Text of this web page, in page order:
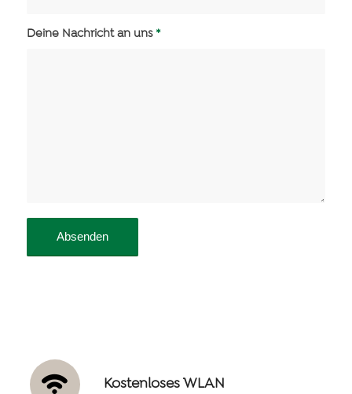
Deine Nachricht an uns *
Kostenloses WLAN